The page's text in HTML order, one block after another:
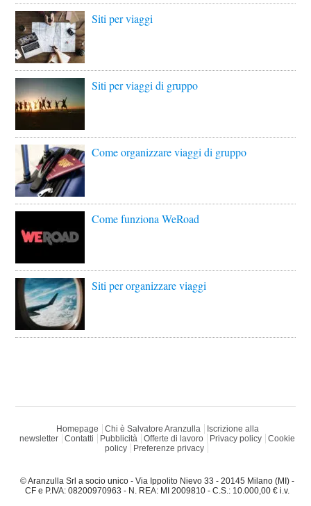
Siti per viaggi
Siti per viaggi di gruppo
Come organizzare viaggi di gruppo
Come funziona WeRoad
Siti per organizzare viaggi
Homepage Chi è Salvatore Aranzulla
Iscrizione alla
newsletter
Contatti Pubblicità Offerte di lavoro Privacy policy
Cookie
policy
Preferenze privacy
© Aranzulla Srl a socio unico - Via Ippolito Nievo 33 - 20145 Milano (MI) -
CF e P.IVA: 08200970963 - N. REA: MI 2009810 - C.S.: 10.000,00 € i.v.